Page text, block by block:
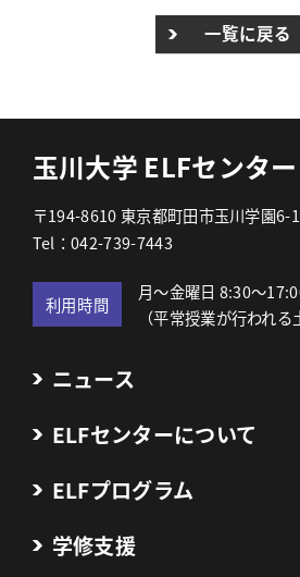
一覧に戻る
玉川大学 ELFセンター
〒194-8610 東京都町田市玉川学園6-
Tel：042-739-7443
利用時間
月～金曜日 8:30～
（平常授業が行われる
ニュース
ELFセンターについて
ELFプログラム
学修支援